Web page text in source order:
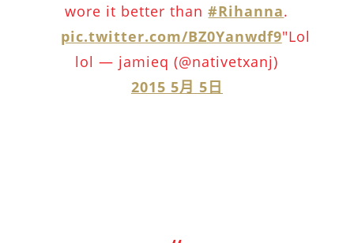
wore it better than#Rihanna.
pic.twitter.com/BZ0Yanwdf9"Lol
lol — jamieq (@nativetxanj)
2015 5月 5日